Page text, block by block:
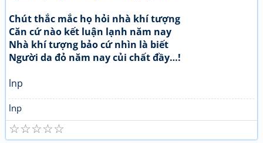
Chút thắc mắc họ hỏi nhà khí tượng
Căn cứ nào kết luận lạnh năm nay
Nhà khí tượng bảo cứ nhìn là biết
Người da đỏ năm nay củi chất đầy…!
lnp
lnp
☆
☆
☆
☆
☆